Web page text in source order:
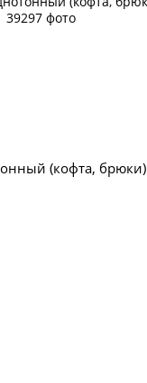
(кофта, брюки)